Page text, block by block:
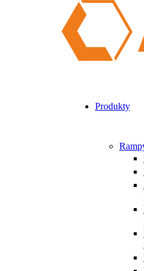
Produkty